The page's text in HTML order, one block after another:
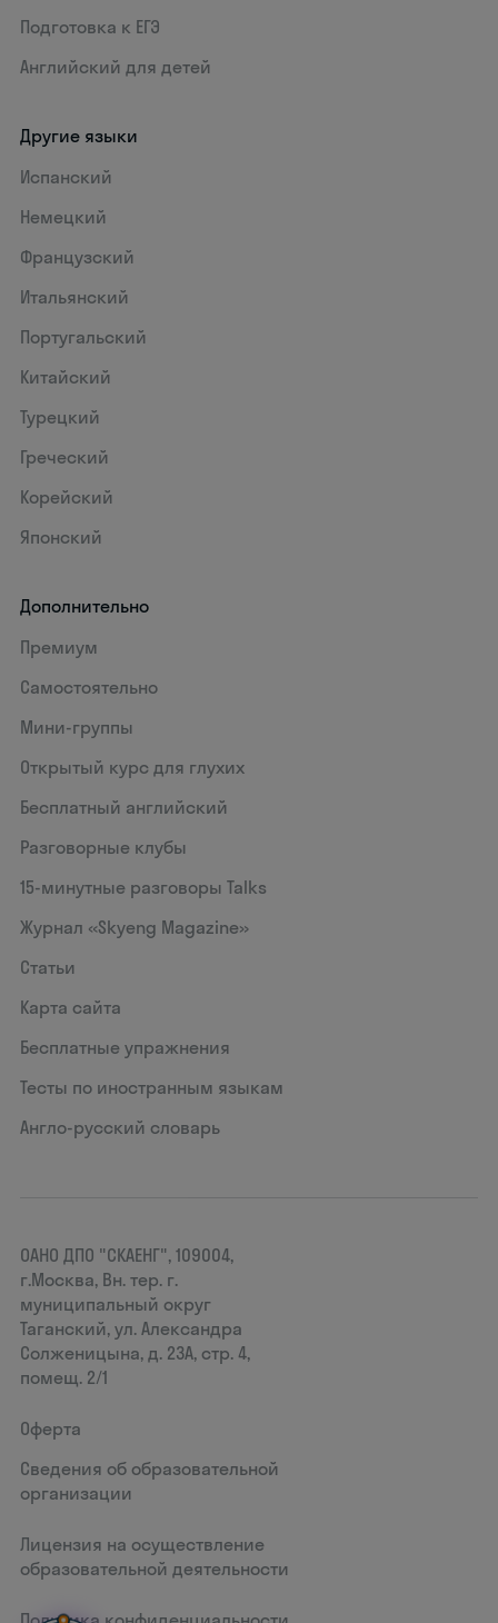
Подготовка к ЕГЭ
Английский для детей
Другие языки
Испанский
Немецкий
Французский
Итальянский
Португальский
Китайский
Турецкий
Греческий
Корейский
Японский
Дополнительно
Премиум
Самостоятельно
Мини-группы
Открытый курс для глухих
Бесплатный английский
Разговорные клубы
15‑минутные разговоры Talks
Журнал «Skyeng Magazine»
Статьи
Карта сайта
Бесплатные упражнения
Тесты по иностранным языкам
Англо-русский словарь
ОАНО ДПО "СКАЕНГ", 109004,
г.Москва, Вн. тер. г.
муниципальный округ
Таганский, ул. Александра
Солженицына, д. 23А, стр. 4,
помещ. 2/1
Оферта
Сведения об образовательной
организации
Лицензия на осуществление
образовательной деятельности